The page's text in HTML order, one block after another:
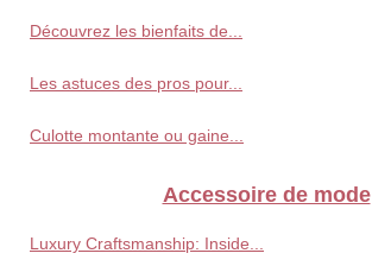
Découvrez les bienfaits de...
Les astuces des pros pour...
Culotte montante ou gaine...
Accessoire de mode
Luxury Craftsmanship: Inside...